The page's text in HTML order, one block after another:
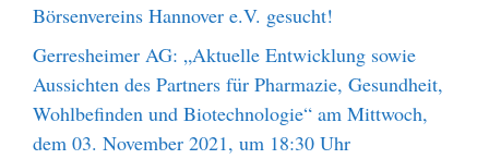
Börsenvereins Hannover e.V. gesucht!
Gerresheimer AG: „Aktuelle Entwicklung sowie
Aussichten des Partners für Pharmazie, Gesundheit,
Wohlbefinden und Biotechnologie“ am Mittwoch,
dem 03. November 2021, um 18:30 Uhr